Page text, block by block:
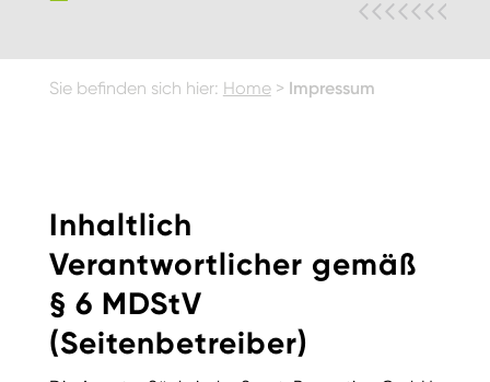
Sie befinden sich hier: Home> Impressum
Inhaltlich
Verantwortlicher gemäß
§ 6 MDStV
(Seitenbetreiber)